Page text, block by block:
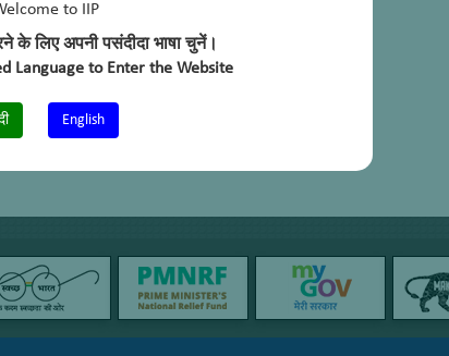
to IIP
के लिए अपनी पसंदीदा भाषा चुनें।
Language to Enter the Website
English